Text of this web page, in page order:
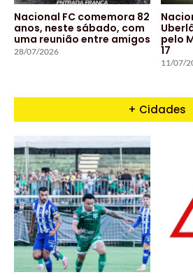
Nacional FC comemora 82
anos, neste sábado, com
uma reunião entre amigos
28/07/2026
pelo
17
11/07/
+ Cidades